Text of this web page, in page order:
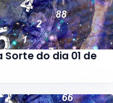
do dia 01 de